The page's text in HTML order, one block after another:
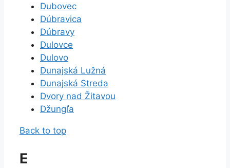
Dubovec
Dúbravica
Dúbravy
Dulovce
Dulovo
Dunajská Lužná
Dunajská Streda
Dvory nad Žitavou
Džungľa
Back to top
E